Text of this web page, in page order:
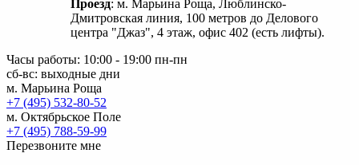
Проезд: м. Марьина Роща, Люблинско-
Дмитровская линия, 100 метров до Делового
центра "Джаз", 4 этаж, офис 402 (есть лифты).
Часы работы: 10:00 - 19:00 пн-пн
сб-вс: выходные дни
м. Марьина Роща
+7 (495) 532-80-52
м. Октябрьское Поле
+7 (495) 788-59-99
Перезвоните мне